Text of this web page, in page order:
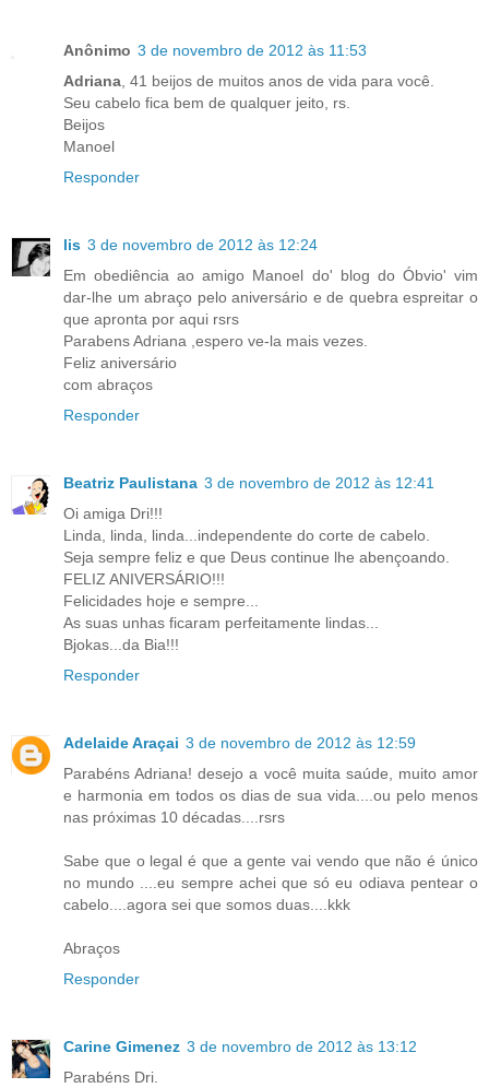
Anônimo 3 de novembro de 2012 às 11:53
Adriana, 41 beijos de muitos anos de vida para você.
Seu cabelo fica bem de qualquer jeito, rs.
Beijos
Manoel
Responder
lis 3 de novembro de 2012 às 12:24
Em obediência ao amigo Manoel do' blog do Óbvio' vim
dar-lhe um abraço pelo aniversário e de quebra espreitar o
que apronta por aqui rsrs
Parabens Adriana ,espero ve-la mais vezes.
Feliz aniversário
com abraços
Responder
Beatriz Paulistana 3 de novembro de 2012 às 12:41
Oi amiga Dri!!!
Linda, linda, linda...independente do corte de cabelo.
Seja sempre feliz e que Deus continue lhe abençoando.
FELIZ ANIVERSÁRIO!!!
Felicidades hoje e sempre...
As suas unhas ficaram perfeitamente lindas...
Bjokas...da Bia!!!
Responder
Adelaide Araçai 3 de novembro de 2012 às 12:59
Parabéns Adriana! desejo a você muita saúde, muito amor
e harmonia em todos os dias de sua vida....ou pelo menos
nas próximas 10 décadas....rsrs
Sabe que o legal é que a gente vai vendo que não é único
no mundo ....eu sempre achei que só eu odiava pentear o
cabelo....agora sei que somos duas....kkk
Abraços
Responder
Carine Gimenez 3 de novembro de 2012 às 13:12
Parabéns Dri.